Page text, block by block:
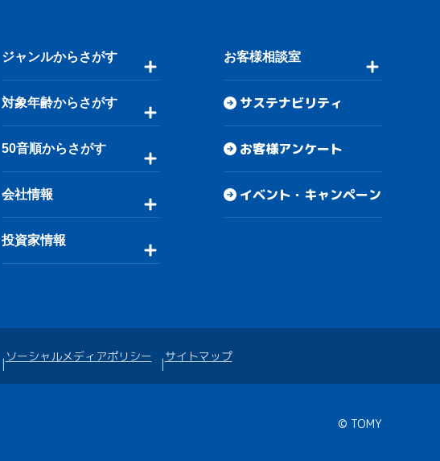
ジャンルからさがす
対象年齢からさがす
50音順からさがす
会社情報
投資家情報
お客様相談室
サステナビリティ
お客様アンケート
イベント・キャンペーン
ソーシャルメディアポリシー サイトマップ
© TOMY